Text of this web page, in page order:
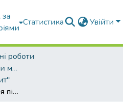
Статистика Увійти
роботи
Кваліфікаційні роботи магістрів
Інвестиційна стратегія підприємства та особливості її формування в сучасних умовах